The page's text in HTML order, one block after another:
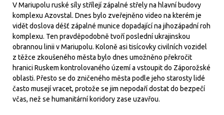
V Mariupolu ruské síly střílejí zápalné střely na hlavní budovy
komplexu Azovstal. Dnes bylo zveřejněno video na kterém je
vidět doslova déšť zápalné munice dopadající na jihozápadní roh
komplexu. Ten pravděpodobně tvoří poslední ukrajinskou
obrannou linii v Mariupolu. Koloně asi tisícovky civilních vozidel
z těžce zkoušeného města bylo dnes umožněno překročit
hranici Ruskem kontrolovaného území a vstoupit do Záporožské
oblasti. Přesto se do zničeného města podle jeho starosty lidé
často musejí vracet, protože se jim nepodaří dostat do bezpečí
včas, než se humanitární koridory zase uzavřou.